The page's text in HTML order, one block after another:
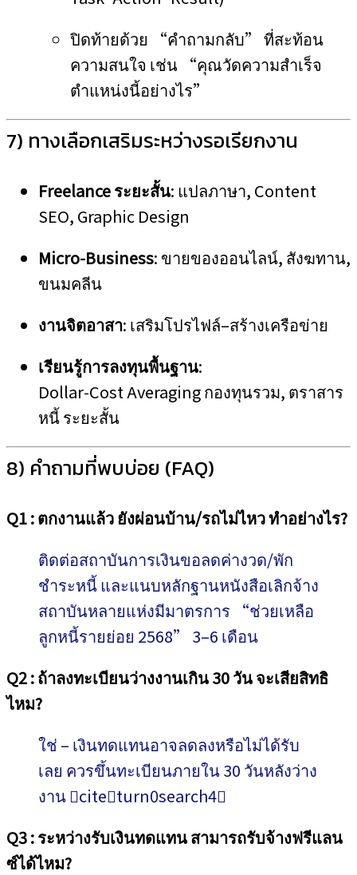
ปิดท้ายด้วย “คำถามกลับ” ที่สะท้อน
ความสนใจ เช่น “คุณวัดความสำเร็จ
ตำแหน่งนี้อย่างไร”
7) ทางเลือกเสริมระหว่างรอเรียกงาน
Freelance ระยะสั้น: แปลภาษา, Content
SEO, Graphic Design
Micro‑Business: ขายของออนไลน์, สังฆทาน,
ขนมคลีน
งานจิตอาสา: เสริมโปรไฟล์–สร้างเครือข่าย
เรียนรู้การลงทุนพื้นฐาน:
Dollar‑Cost Averaging กองทุนรวม, ตราสาร
หนี้ ระยะสั้น
8) คำถามที่พบบ่อย (FAQ)
Q1 : ตกงานแล้ว ยังผ่อนบ้าน/รถไม่ไหว ทำอย่างไร?
ติดต่อสถาบันการเงินขอลดค่างวด/พัก
ชำระหนี้ และแนบหลักฐานหนังสือเลิกจ้าง
สถาบันหลายแห่งมีมาตรการ “ช่วยเหลือ
ลูกหนี้รายย่อย 2568” 3–6 เดือน
Q2 : ถ้าลงทะเบียนว่างงานเกิน 30 วัน จะเสียสิทธิ
ไหม?
ใช่ – เงินทดแทนอาจลดลงหรือไม่ได้รับ
เลย ควรขึ้นทะเบียนภายใน 30 วันหลังว่าง
งาน citeturn0search4
Q3 : ระหว่างรับเงินทดแทน สามารถรับจ้างฟรีแลน
ซ์ได้ไหม?